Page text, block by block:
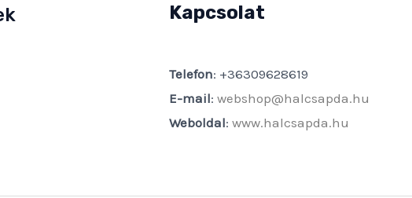
Kapcsolat
Telefon: +36309628619
E-mail:webshop@halcsapda.hu
Weboldal:www.halcsapda.hu